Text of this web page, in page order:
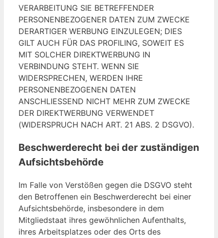
VERARBEITUNG SIE BETREFFENDER
PERSONENBEZOGENER DATEN ZUM ZWECKE
DERARTIGER WERBUNG EINZULEGEN; DIES
GILT AUCH FÜR DAS PROFILING, SOWEIT ES
MIT SOLCHER DIREKTWERBUNG IN
VERBINDUNG STEHT. WENN SIE
WIDERSPRECHEN, WERDEN IHRE
PERSONENBEZOGENEN DATEN
ANSCHLIESSEND NICHT MEHR ZUM ZWECKE
DER DIREKTWERBUNG VERWENDET
(WIDERSPRUCH NACH ART. 21 ABS. 2 DSGVO).
Beschwerde­recht bei der zuständigen
Aufsichts­behörde
Im Falle von Verstößen gegen die DSGVO steht
den Betroffenen ein Beschwerderecht bei einer
Aufsichtsbehörde, insbesondere in dem
Mitgliedstaat ihres gewöhnlichen Aufenthalts,
ihres Arbeitsplatzes oder des Orts des